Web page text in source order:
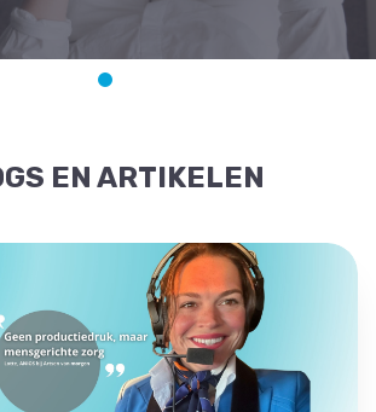
EN ARTIKELEN